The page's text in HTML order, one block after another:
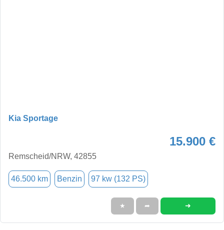
Kia Sportage
15.900 €
Remscheid/NRW, 42855
46.500 km Benzin 97 kw (132 PS)
★ ➦ ➜